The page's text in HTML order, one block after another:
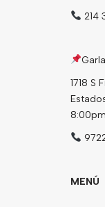
214
1718 S
MENÚ